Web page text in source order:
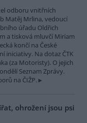
odboru vnitřních
Matěj Mrlina, vedoucí
úřadu Oldřich
a tisková mluvčí Miriam
končí na České
iniciativy. Na dotaz ČTK
(za Motoristy). O jejich
Seznam Zprávy.
na ČIŽP.
ohrožení jsou psi